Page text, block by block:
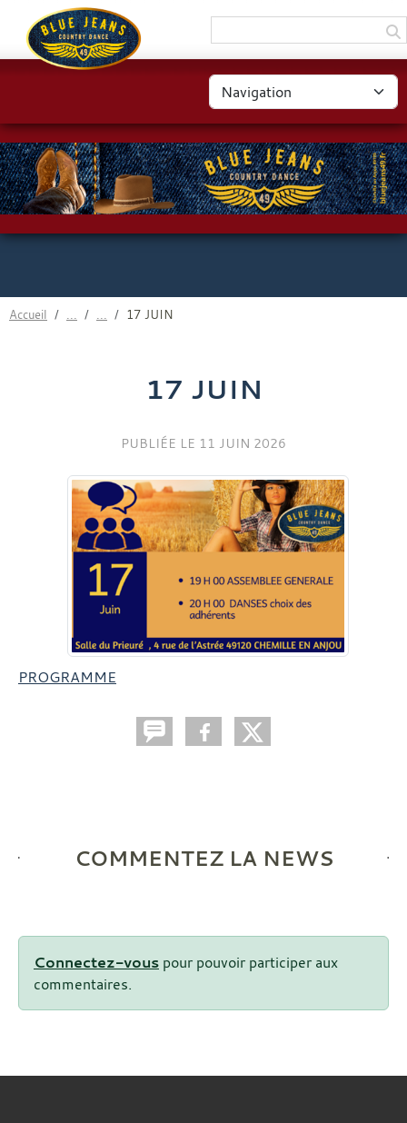
Accueil 17 JUIN
17 JUIN
PUBLIÉE LE 11 JUIN 2026
PROGRAMME
COMMENTEZ LA NEWS
Connectez-vous pour pouvoir participer aux
commentaires.
Panneau de gestion des cookies